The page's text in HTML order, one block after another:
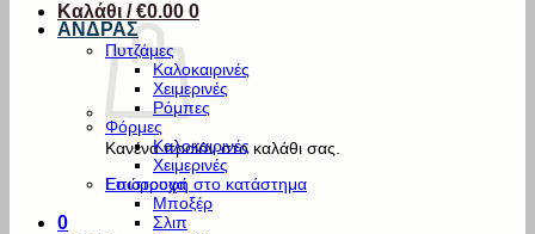
Καλάθι /€0.00 0
Κανένα προϊόν στο καλάθι σας.
Επιστροφή στο κατάστημα
0
ΑΝΔΡΑΣ
Πυτζάμες
Καλοκαιρινές
Χειμερινές
Ρόμπες
Φόρμες
Καλοκαιρινές
Χειμερινές
Εσώρουχα
Μποξέρ
Σλιπ